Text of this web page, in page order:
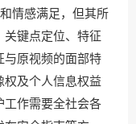
情感满足，但其所
键点定位、特征
与原视频的面部特
及个人信息权益
工作需要全社会各